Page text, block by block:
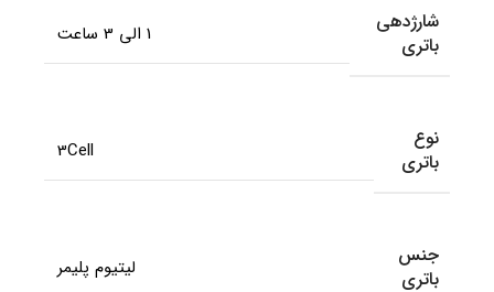
شارژدهی
باتری
1 الی 3 ساعت
نوع
باتری
3Cell
جنس
باتری
لیتیوم پلیمر